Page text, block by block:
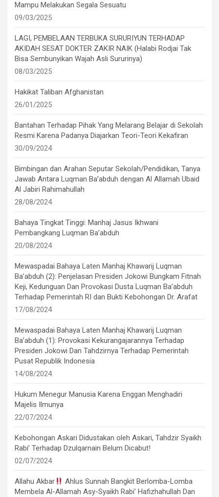
Mampu Melakukan Segala Sesuatu
09/03/2025
LAGI, PEMBELAAN TERBUKA SURURIYUN TERHADAP
AKIDAH SESAT DOKTER ZAKIR NAIK (Halabi Rodjai Tak
Bisa Sembunyikan Wajah Asli Sururinya)
08/03/2025
Hakikat Taliban Afghanistan
26/01/2025
Bantahan Terhadap Pihak Yang Melarang Belajar di Sekolah
Resmi Karena Padanya Diajarkan Teori-Teori Kekafiran
30/09/2024
Bimbingan dan Arahan Seputar Sekolah/Pendidikan, Tanya
Jawab Antara Luqman Ba’abduh dengan Al Allamah Ubaid
Al Jabiri Rahimahullah
28/08/2024
Bahaya Tingkat Tinggi: Manhaj Jasus Ikhwani
Pembangkang Luqman Ba’abduh
20/08/2024
Mewaspadai Bahaya Laten Manhaj Khawarij Luqman
Ba’abduh (2): Penjelasan Presiden Jokowi Bungkam Fitnah
Keji, Kedunguan Dan Provokasi Dusta Luqman Ba’abduh
Terhadap Pemerintah RI dan Bukti Kebohongan Dr. Arafat
17/08/2024
Mewaspadai Bahaya Laten Manhaj Khawarij Luqman
Ba’abduh (1): Provokasi Kekurangajarannya Terhadap
Presiden Jokowi Dan Tahdzirnya Terhadap Pemerintah
Pusat Republik Indonesia
14/08/2024
Hukum Menegur Manusia Karena Enggan Menghadiri
Majelis Ilmunya
22/07/2024
Kebohongan Askari Didustakan oleh Askari, Tahdzir Syaikh
Rabi’ Terhadap Dzulqarnain Belum Dicabut!
02/07/2024
Allahu Akbar
Ahlus Sunnah Bangkit Berlomba-Lomba
Membela Al-Allamah Asy-Syaikh Rabi’ Hafizhahullah Dan